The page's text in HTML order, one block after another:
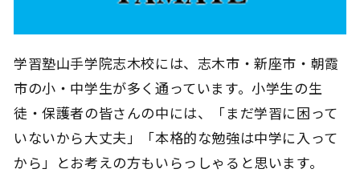
学習塾山手学院志木校には、志木市・新座市・朝霞
市の小・中学生が多く通っています。小学生の生
徒・保護者の皆さんの中には、「まだ学習に困って
いないから大丈夫」「本格的な勉強は中学に入って
から」とお考えの方もいらっしゃると思います。